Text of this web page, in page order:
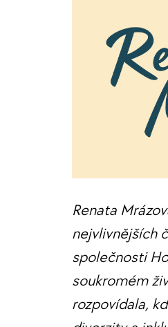
Renata
nejvlivnějších
společnosti
soukromém
rozpovídala,